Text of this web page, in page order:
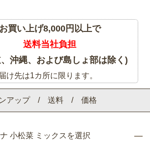
ンアップ / 送料 / 価格
小松菜 ミックスを選択
お買い上げ8,000円以上で
送料当社負担
沖縄、および島しょ部は除く)
け先は1カ所に限ります。